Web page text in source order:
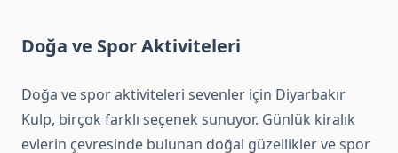
Doğa ve Spor Aktiviteleri
Doğa ve spor aktiviteleri sevenler için Diyarbakır
Kulp, birçok farklı seçenek sunuyor. Günlük kiralık
evlerin çevresinde bulunan doğal güzellikler ve spor